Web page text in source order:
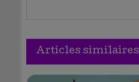
Articles similaires